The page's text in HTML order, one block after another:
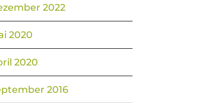
2022
2020
2020
2016